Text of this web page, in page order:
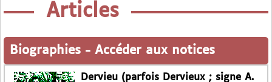
Articles
Biographies - Accéder aux notices
Dervieu (parfois Dervieux ; signe A.